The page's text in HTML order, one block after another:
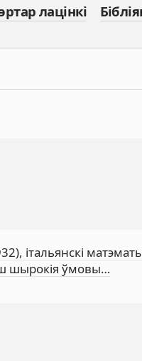
лацінкі
італьянскі
шырокія ўмовы…